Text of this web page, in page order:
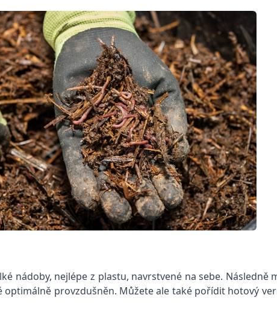
nádoby, nejlépe z plastu, navrstvené na sebe.
provzdušněn. Můžete ale také pořídit hotový